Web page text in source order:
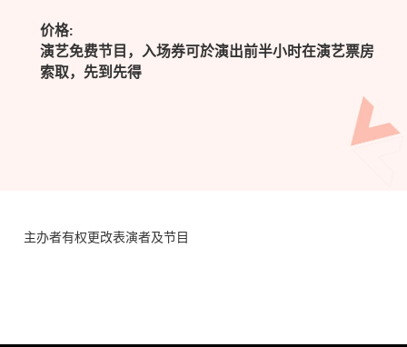
价格:
演艺免费节目，入场券可於演出前半小时在演艺票房
索取，先到先得
主办者有权更改表演者及节目